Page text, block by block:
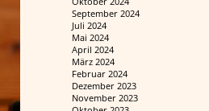
September 2024
Juli 2024
Mai 2024
April 2024
März 2024
Februar 2024
Dezember 2023
November 2023